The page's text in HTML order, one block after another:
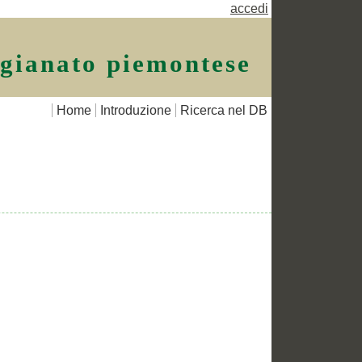
accedi
piemontese
Home Introduzione Ricerca nel DB